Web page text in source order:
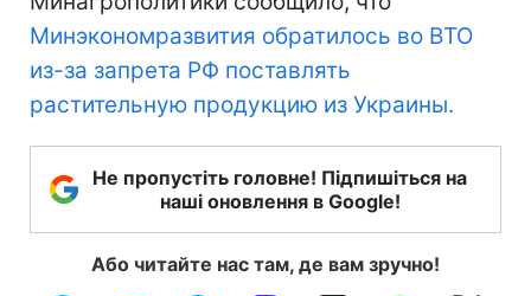
Минэкономразвития обратилось во ВТО
из-за запрета РФ поставлять
растительную продукцию из Украины.
Не пропустіть головне! Підпишіться на
наші оновлення в Google!
Або читайте нас там, де вам зручно!